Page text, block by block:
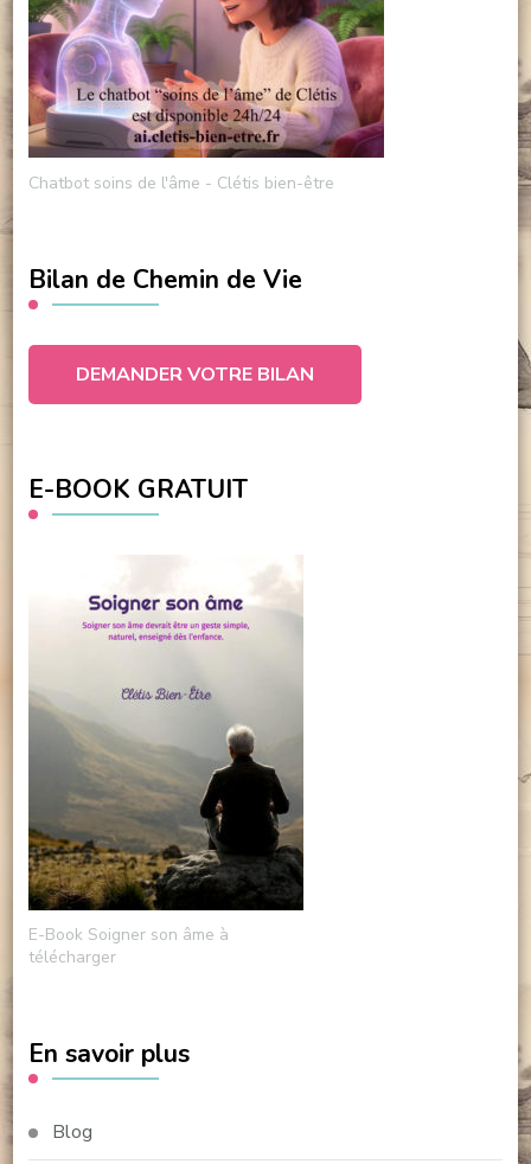
Chatbot soins de l'âme - Clétis bien-être
Bilan de Chemin de Vie
DEMANDER VOTRE BILAN
E-BOOK GRATUIT
E-Book Soigner son âme à
télécharger
En savoir plus
Blog